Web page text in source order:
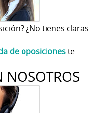
¿No tienes claras
de oposicioneste
NOSOTROS